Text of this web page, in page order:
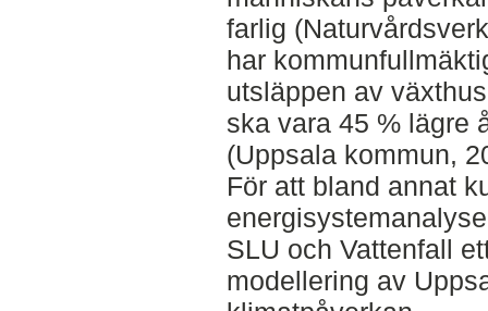
farlig
har
utsläppen av
ska vara 45 % lägre
(Uppsala kommun,
För att bland annat
SLU och Vattenfall
modellering av